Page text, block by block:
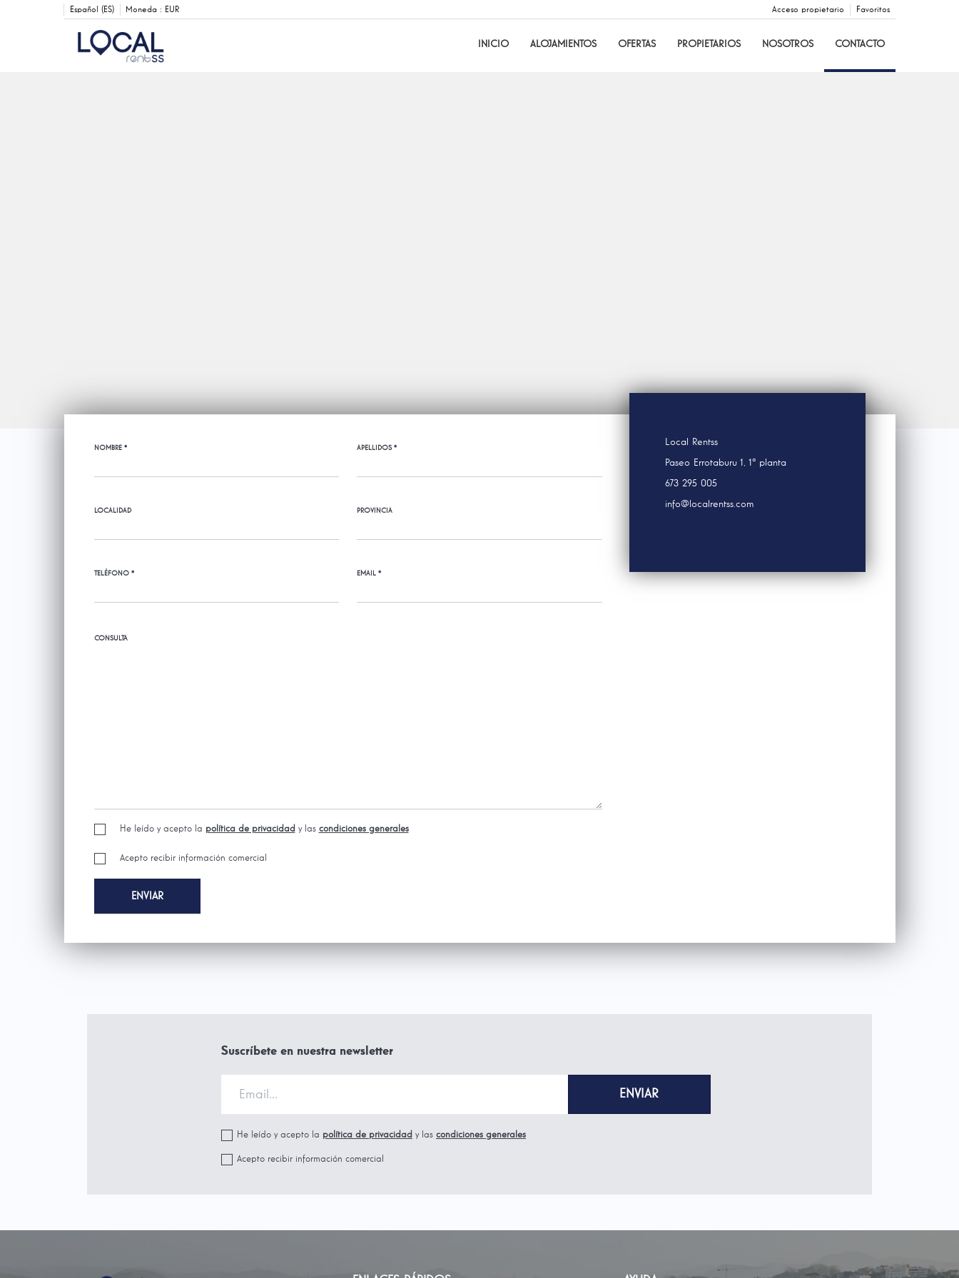
Español (ES) Moneda : EUR Favoritos
Acceso propietario
INICIO ALOJAMIENTOS OFERTAS PROPIETARIOS NOSOTROS CONTACTO
Local Rentss
Paseo Errotaburu 1, 1ª planta
673 295 005
info@localrentss.com
NOMBRE * APELLIDOS*
LOCALIDAD PROVINCIA
TELÉFONO * EMAIL*
CONSULTA
He leído y acepto la política de privacidad y las condiciones generales
Acepto recibir información comercial
Suscríbete en nuestra newsletter
He leído y acepto la política de privacidad y las condiciones generales
Acepto recibir información comercial